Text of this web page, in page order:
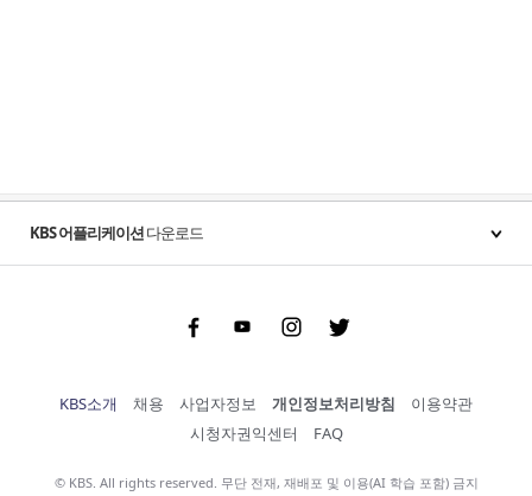
KBS 어플리케이션다운로드
FacebookYoutubeInstgram Twitter
KBS소개 채용 사업자정보 개인정보처리방침
이용약관
시청자권익센터
FAQ
© KBS. All rights reserved. 무단 전재, 재배포 및 이용(AI 학습 포함) 금지